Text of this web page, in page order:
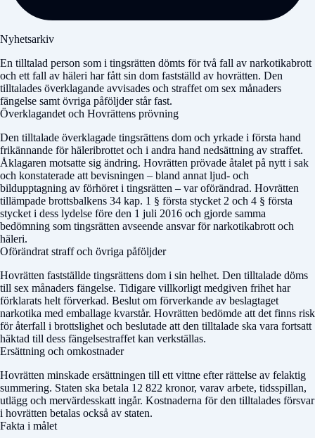
Nyhetsarkiv
En tilltalad person som i tingsrätten dömts för två fall av narkotikabrott
och ett fall av häleri har fått sin dom fastställd av hovrätten. Den
tilltalades överklagande avvisades och straffet om sex månaders
fängelse samt övriga påföljder står fast.
Överklagandet och Hovrättens prövning
Den tilltalade överklagade tingsrättens dom och yrkade i första hand
frikännande för häleribrottet och i andra hand nedsättning av straffet.
Åklagaren motsatte sig ändring. Hovrätten prövade åtalet på nytt i sak
och konstaterade att bevisningen – bland annat ljud- och
bildupptagning av förhöret i tingsrätten – var oförändrad. Hovrätten
tillämpade brottsbalkens 34 kap. 1 § första stycket 2 och 4 § första
stycket i dess lydelse före den 1 juli 2016 och gjorde samma
bedömning som tingsrätten avseende ansvar för narkotikabrott och
häleri.
Oförändrat straff och övriga påföljder
Hovrätten fastställde tingsrättens dom i sin helhet. Den tilltalade döms
till sex månaders fängelse. Tidigare villkorligt medgiven frihet har
förklarats helt förverkad. Beslut om förverkande av beslagtaget
narkotika med emballage kvarstår. Hovrätten bedömde att det finns risk
för återfall i brottslighet och beslutade att den tilltalade ska vara fortsatt
häktad till dess fängelsestraffet kan verkställas.
Ersättning och omkostnader
Hovrätten minskade ersättningen till ett vittne efter rättelse av felaktig
summering. Staten ska betala 12 822 kronor, varav arbete, tidsspillan,
utlägg och mervärdesskatt ingår. Kostnaderna för den tilltalades försvar
i hovrätten betalas också av staten.
Fakta i målet